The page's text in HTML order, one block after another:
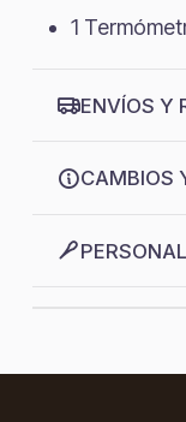
1
ENVÍOS Y
CAMBIOS